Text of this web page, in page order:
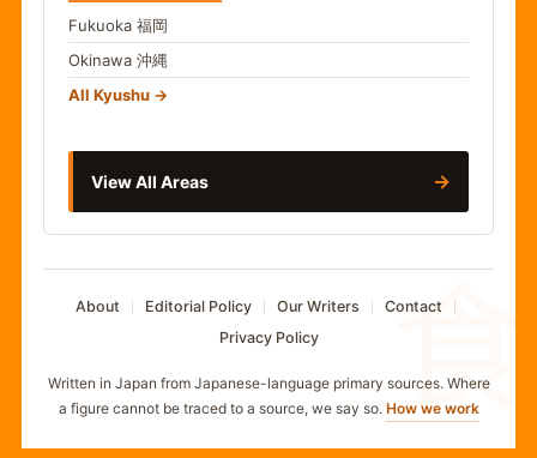
食
Fukuoka 福岡
Okinawa 沖縄
All Kyushu
View All Areas →
About Editorial Policy Our Writers
Contact
Privacy Policy
Written in Japan from Japanese-language primary sources. Where
a figure cannot be traced to a source, we say so. How we work